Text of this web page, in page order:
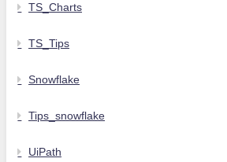
TS_Charts
TS_Tips
Snowflake
Tips_snowflake
UiPath